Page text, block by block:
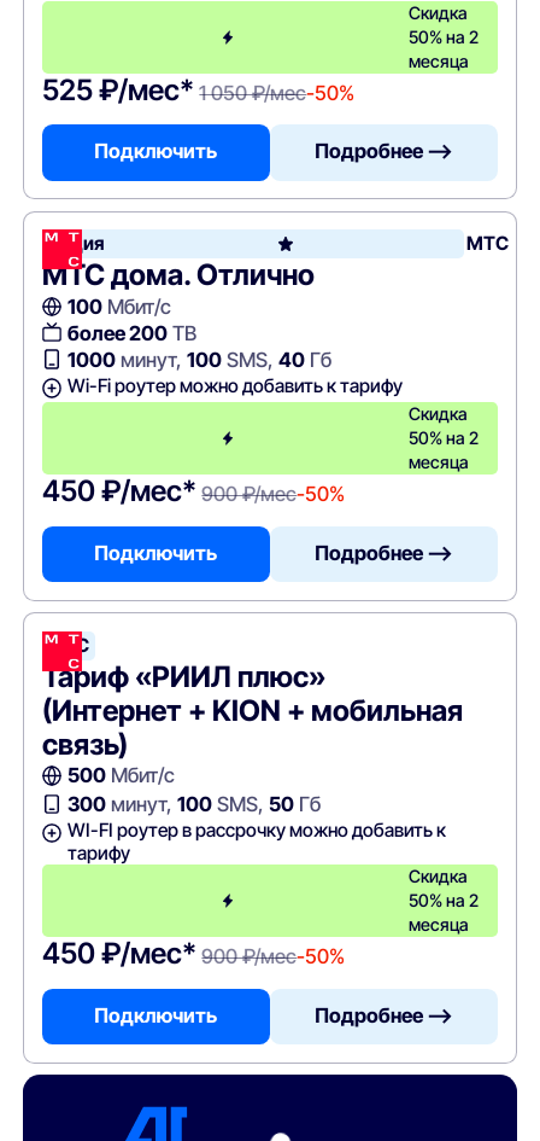
Скидка
50% на 2
месяца
525 ₽/мес* 1 050 ₽/мес-50%
Подключить Подробнее —>
Акция МТС
МТС дома. Отлично
100Мбит/с
более 200ТВ
1000минут, 100SMS, 40Гб
Wi-Fi роутер можно добавить к тарифу
Скидка
50% на 2
месяца
450 ₽/мес* 900 ₽/мес-50%
Подключить Подробнее —>
МТС
Тариф «РИИЛ плюс»
(Интернет + KION + мобильная
связь)
500Мбит/с
300минут, 100SMS, 50Гб
WI-FI роутер в рассрочку можно добавить к
тарифу
Скидка
50% на 2
месяца
450 ₽/мес* 900 ₽/мес-50%
Подключить Подробнее —>